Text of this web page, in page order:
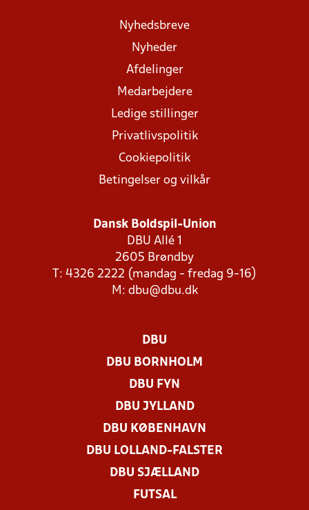
Nyhedsbreve
Nyheder
Afdelinger
Medarbejdere
Ledige stillinger
Privatlivspolitik
Cookiepolitik
Betingelser og vilkår
Dansk Boldspil-Union
DBU Allé 1
2605 Brøndby
T: 4326 2222 (mandag - fredag 9-16)
M: dbu@dbu.dk
DBU
DBU BORNHOLM
DBU FYN
DBU JYLLAND
DBU KØBENHAVN
DBU LOLLAND-FALSTER
DBU SJÆLLAND
FUTSAL